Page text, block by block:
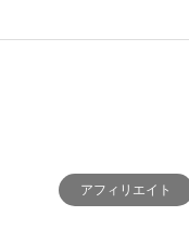
アフィリエイト